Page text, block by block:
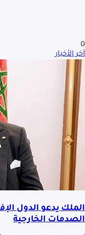
0
آخر الأخبار
الملك يدعو الدول
الصدمات الخارجية